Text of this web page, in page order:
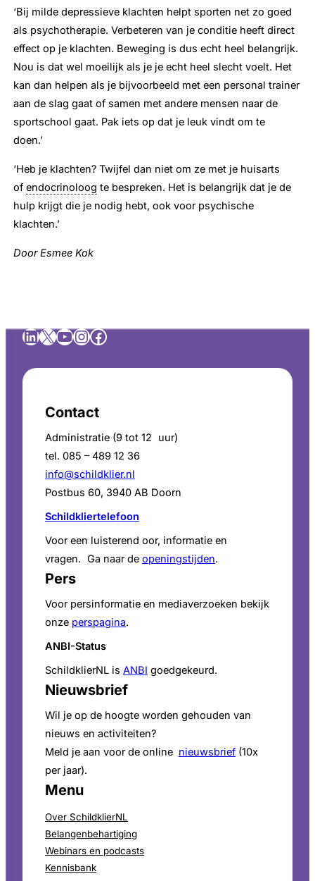
‘Bij milde depressieve klachten helpt sporten net zo goed
als psychotherapie. Verbeteren van je conditie heeft direct
effect op je klachten. Beweging is dus echt heel belangrijk.
Nou is dat wel moeilijk als je je echt heel slecht voelt. Het
kan dan helpen als je bijvoorbeeld met een personal trainer
aan de slag gaat of samen met andere mensen naar de
sportschool gaat. Pak iets op dat je leuk vindt om te
doen.’
‘Heb je klachten? Twijfel dan niet om ze met je huisarts
ofendocrinoloog te bespreken. Het is belangrijk dat je de
hulp krijgt die je nodig hebt, ook voor psychische
klachten.’
Door Esmee Kok
LinkedIn
X YouTube
Instagram
Facebook
Contact
Administratie (9 tot 12 uur)
tel. 085 – 489 12 36
info@schildklier.nl
Postbus 60, 3940 AB Doorn
Schildkliertelefoon
Voor een luisterend oor, informatie en
vragen. Ga naar de openingstijden.
Pers
Voor persinformatie en mediaverzoeken bekijk
onze perspagina.
ANBI-Status
SchildklierNL is ANBI goedgekeurd.
Nieuwsbrief
Wil je op de hoogte worden gehouden van
nieuws en activiteiten?
Meld je aan voor de online nieuwsbrief (10x
per jaar).
Menu
Over SchildklierNL
Belangenbehartiging
Webinars en podcasts
Kennisbank